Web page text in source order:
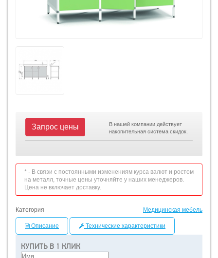
КУПИТЬ В 1 КЛИК
Запрос цены
В нашей компании действует
накопительная система скидок.
* - В связи с постоянными изменениям курса валют и ростом
на металл, точные цены уточняйте у наших менеджеров.
Цена не включает доставку.
Категория Медицинская мебель
Описание Технические характеристики